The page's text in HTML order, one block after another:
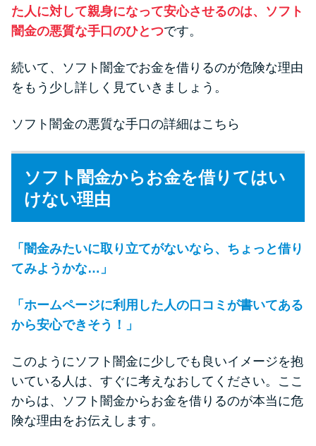
た人に対して親身になって安心させるのは、ソフト
闇金の悪質な手口のひとつです。
続いて、ソフト闇金でお金を借りるのが危険な理由
をもう少し詳しく見ていきましょう。
ソフト闇金の悪質な手口の詳細はこちら
ソフト闇金からお金を借りてはい
けない理由
「闇金みたいに取り立てがないなら、ちょっと借り
てみようかな…」
「ホームページに利用した人の口コミが書いてある
から安心できそう！」
このようにソフト闇金に少しでも良いイメージを抱
いている人は、すぐに考えなおしてください。ここ
からは、ソフト闇金からお金を借りるのが本当に危
険な理由をお伝えします。